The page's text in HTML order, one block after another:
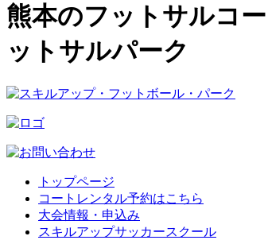
熊本のフットサルコ
ットサルパーク
トップページ
コートレンタル予約はこちら
大会情報・申込み
スキルアップサッカースクール